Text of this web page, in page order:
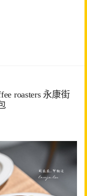
roasters 永康街